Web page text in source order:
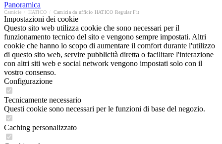
Panoramica
Camicie HATICO Camicia da ufficio HATICO Regular Fit
Impostazioni dei cookie
Questo sito web utilizza cookie che sono necessari per il
funzionamento tecnico del sito e vengono sempre impostati. Altri
cookie che hanno lo scopo di aumentare il comfort durante l'utilizzo
di questo sito web, servire pubblicità diretta o facilitare l'interazione
con altri siti web e social network vengono impostati solo con il
vostro consenso.
Configurazione
Tecnicamente necessario
Questi cookie sono necessari per le funzioni di base del negozio.
Caching personalizzato